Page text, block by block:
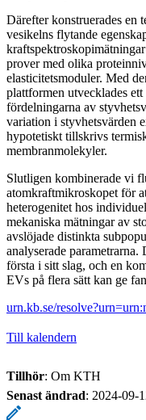
Därefter konstruerades en
vesikelns flytande
prover med olika
elasticitetsmoduler. Med
plattformen utvecklades
fördelningarna av
variation i styvhetsvärden
hypotetiskt tillskrivs
membranmolekyler.
Slutligen kombinerade vi
atomkraftmikroskopet för
heterogenitet hos
mekaniska mätningar av
avslöjade distinkta
analyserade parametrarna.
första i sitt slag, och en
EVs på flera sätt kan ge
urn.kb.se/
Till kalendern
Tillhör: Om KTH
Senast ändrad: 2024-09-